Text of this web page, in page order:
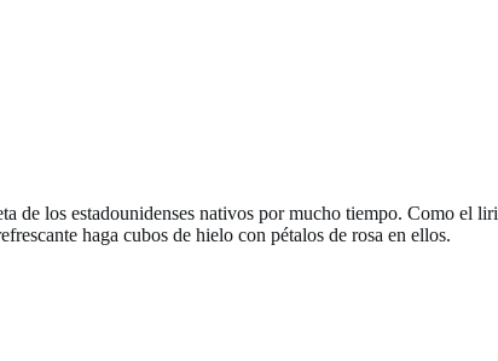
de los estadounidenses nativos por mucho tiempo. Como el
haga cubos de hielo con pétalos de rosa en ellos.